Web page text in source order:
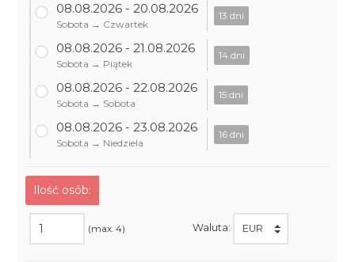
08.08.2026 - 20.08.2026
Sobota → Czwartek
13 dni
08.08.2026 - 21.08.2026
Sobota → Piątek
14 dni
08.08.2026 - 22.08.2026
Sobota → Sobota
15 dni
08.08.2026 - 23.08.2026
Sobota → Niedziela
16 dni
Ilość osób:
(max. 4) Waluta: